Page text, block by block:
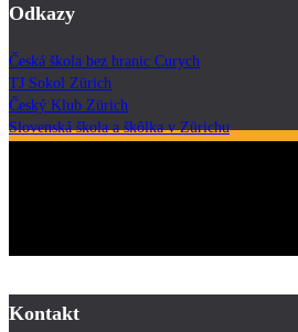
Odkazy
Česká škola bez hranic Curych
TJ Sokol Zürich
Český Klub Zürich
Slovenská škola a škôlka v Zürichu
Kontakt